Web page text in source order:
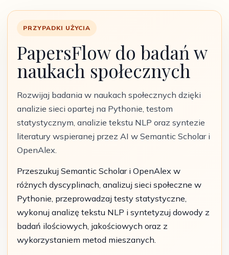
PRZYPADKI UŻYCIA
PapersFlow do badań w
naukach społecznych
Rozwijaj badania w naukach społecznych dzięki
analizie sieci opartej na Pythonie, testom
statystycznym, analizie tekstu NLP oraz syntezie
literatury wspieranej przez AI w Semantic Scholar i
OpenAlex.
Przeszukuj Semantic Scholar i OpenAlex w
różnych dyscyplinach, analizuj sieci społeczne w
Pythonie, przeprowadzaj testy statystyczne,
wykonuj analizę tekstu NLP i syntetyzuj dowody z
badań ilościowych, jakościowych oraz z
wykorzystaniem metod mieszanych.